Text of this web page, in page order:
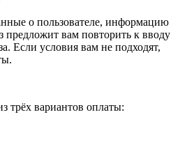
о пользователе, информацию
предложит вам повторить к вводу
Если условия вам не подходят,
трёх вариантов оплаты: